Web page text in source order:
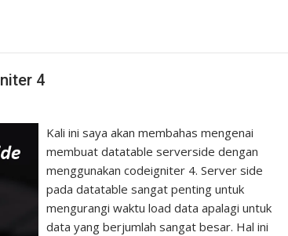
4
Kali ini saya akan membahas mengenai
membuat datatable serverside dengan
menggunakan codeigniter 4. Server side
pada datatable sangat penting untuk
mengurangi waktu load data apalagi untuk
data yang berjumlah sangat besar. Hal ini